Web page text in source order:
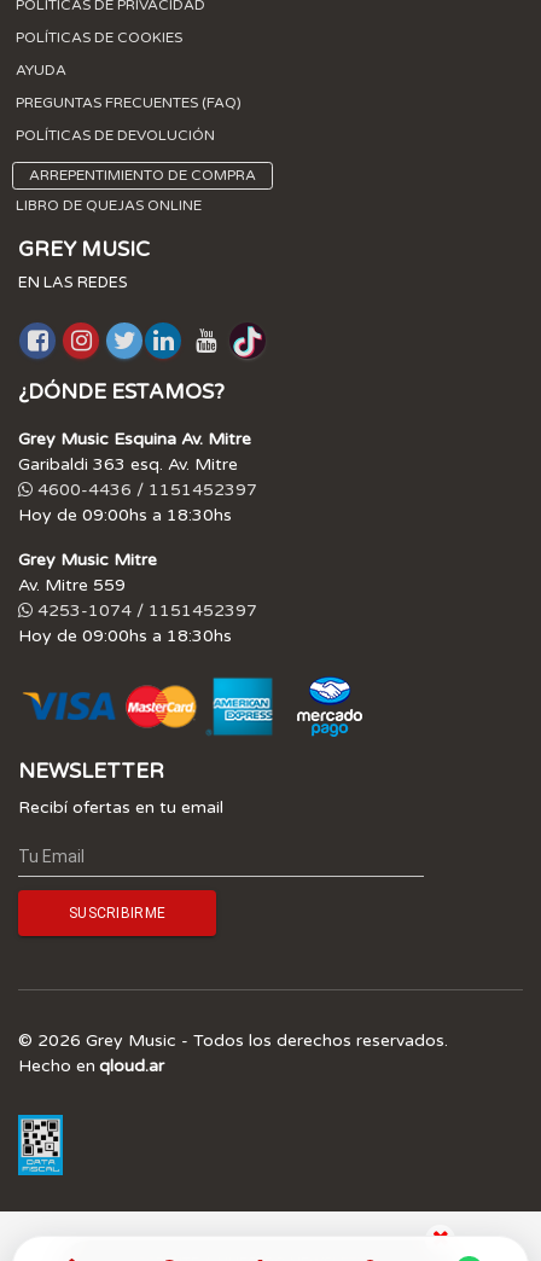
POLÍTICAS DE PRIVACIDAD
POLÍTICAS DE COOKIES
AYUDA
PREGUNTAS FRECUENTES (FAQ)
POLÍTICAS DE DEVOLUCIÓN
ARREPENTIMIENTO DE COMPRA
LIBRO DE QUEJAS ONLINE
GREY MUSIC
EN LAS REDES
¿DÓNDE ESTAMOS?
Grey Music Esquina Av. Mitre
Garibaldi 363 esq. Av. Mitre
4600-4436 / 1151452397
Hoy de 09:00hs a 18:30hs
Grey Music Mitre
Av. Mitre 559
4253-1074 / 1151452397
Hoy de 09:00hs a 18:30hs
NEWSLETTER
Recibí ofertas en tu email
© 2026 Grey Music - Todos los derechos reservados.
Hecho en qloud.ar